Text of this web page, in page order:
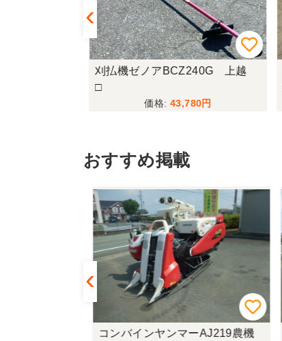
刈払機ゼノアBCZ240G 上越
□
43,780
おすすめ掲載
コンバインヤンマーAJ219農機